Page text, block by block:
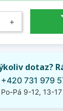
+
dotaz?
+420 731 979
Po-Pá 9-12, 13-17